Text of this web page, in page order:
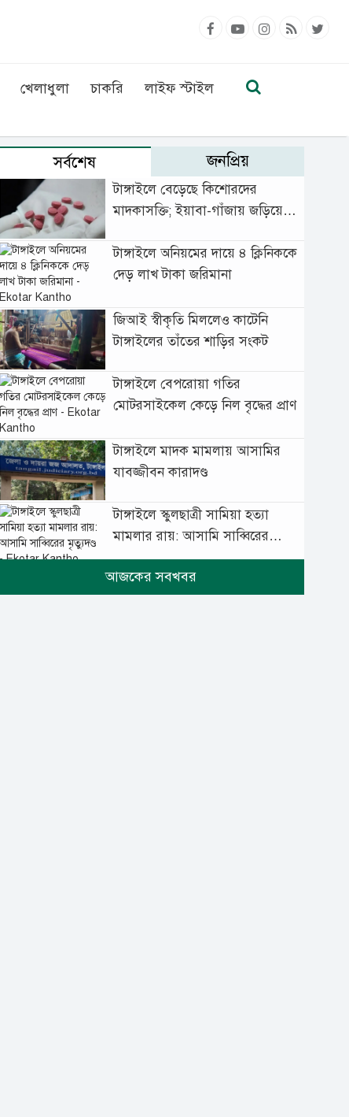
খেলাধুলা চাকরি
লাইফ স্টাইল
সর্বশেষ জনপ্রিয়
টাঙ্গাইলে বেড়েছে কিশোরদের
মাদকাসক্তি; ইয়াবা-গাঁজায় জড়িয়ে
টাঙ্গাইলে অনিয়মের দায়ে ৪ ক্লিনিককে
দেড় লাখ টাকা জরিমানা
জিআই স্বীকৃতি মিললেও কাটেনি
টাঙ্গাইলের তাঁতের শাড়ির সংকট
টাঙ্গাইলে বেপরোয়া গতির
মোটরসাইকেল কেড়ে নিল বৃদ্ধের প্রাণ
টাঙ্গাইলে মাদক মামলায় আসামির
যাবজ্জীবন কারাদণ্ড
টাঙ্গাইলে স্কুলছাত্রী সামিয়া হত্যা
মামলার রায়: আসামি সাব্বিরের
মৃত্যুদণ্ড
টানা বৃষ্টিতে টাঙ্গাইলে বিপর্যস্ত